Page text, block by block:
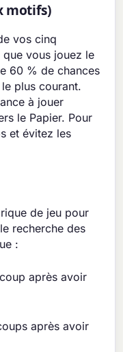
motifs)
vos cinq
vous jouez le
60 % de chances
plus courant.
à jouer
le Papier. Pour
et évitez les
de jeu pour
recherche des
:
après avoir
après avoir